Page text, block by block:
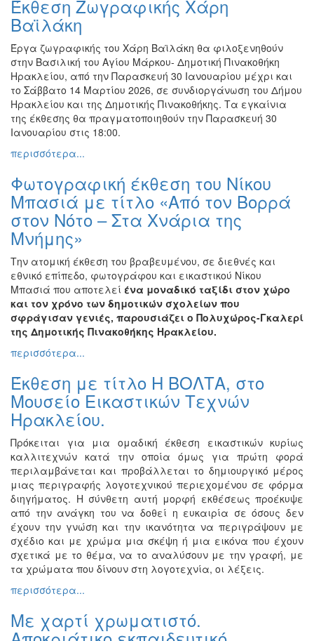
Φωτογραφία
Τραγούδι
Μουσική
Κινηματογράφος
Χορός
Θέατρο
Ειδών
Συνέδρια
Ημερίδες
-
Διημερίδες
Σεμινάρια-
Διαλέξεις-
Ομιλίες
Διάφορες
Εκθέσεις
Εκδηλώσεις
για
Παιδιά
Άλλες
Εκδηλώσεις
ΤΟΠΟΣ
ΜΑΣ
ΔΗΜΟΣ
ΠΟΛΙΤΙΣΜΟΣ
ΑΝΘΕΚΤΙΚΗ
Έκθεση Ζωγραφικής Χάρη
Βαϊλάκη
Έργα ζωγραφικής του Χάρη Βαϊλάκη θα φιλοξενηθούν
στην Βασιλική του Αγίου Μάρκου- Δημοτική Πινακοθήκη
Ηρακλείου, από την Παρασκευή 30 Ιανουαρίου μέχρι και
το Σάββατο 14 Μαρτίου 2026, σε συνδιοργάνωση του Δήμου
Ηρακλείου και της Δημοτικής Πινακοθήκης. Τα εγκαίνια
της έκθεσης θα πραγματοποιηθούν την Παρασκευή 30
Ιανουαρίου στις 18:00.
περισσότερα...
Φωτογραφική έκθεση του Νίκου
Μπασιά με τίτλο «Από τον Βορρά
στον Νότο – Στα Χνάρια της
Μνήμης»
Την ατομική έκθεση του βραβευμένου, σε διεθνές και
εθνικό επίπεδο, φωτογράφου και εικαστικού Νίκου
Μπασιά που αποτελεί ένα μοναδικό ταξίδι στον χώρο
και τον χρόνο των δημοτικών σχολείων που
σφράγισαν γενιές, παρουσιάζει ο Πολυχώρος-Γκαλερί
της Δημοτικής Πινακοθήκης Ηρακλείου.
περισσότερα...
Έκθεση με τίτλο Η ΒΟΛΤΑ, στο
Μουσείο Εικαστικών Τεχνών
Ηρακλείου.
Πρόκειται για μια ομαδική έκθεση εικαστικών κυρίως
καλλιτεχνών κατά την οποία όμως για πρώτη φορά
περιλαμβάνεται και προβάλλεται το δημιουργικό μέρος
μιας περιγραφής λογοτεχνικού περιεχομένου σε φόρμα
διηγήματος. Η σύνθετη αυτή μορφή εκθέσεως προέκυψε
από την ανάγκη του να δοθεί η ευκαιρία σε όσους δεν
έχουν την γνώση και την ικανότητα να περιγράψουν με
σχέδιο και με χρώμα μια σκέψη ή μια εικόνα που έχουν
σχετικά με το θέμα, να το αναλύσουν με την γραφή, με
τα χρώματα που δίνουν στη λογοτεχνία, οι λέξεις.
περισσότερα...
Με χαρτί χρωματιστό.